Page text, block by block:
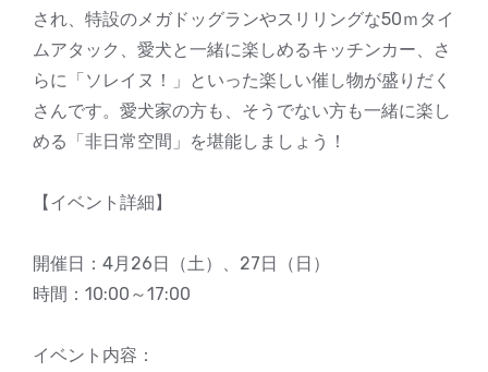
され、特設のメガドッグランやスリリングな50ｍタイ
ムアタック、愛犬と一緒に楽しめるキッチンカー、さ
らに「ソレイヌ！」といった楽しい催し物が盛りだく
さんです。愛犬家の方も、そうでない方も一緒に楽し
める「非日常空間」を堪能しましょう！
【イベント詳細】
開催日：4月26日（土）、27日（日）
時間：10:00～17:00
イベント内容：